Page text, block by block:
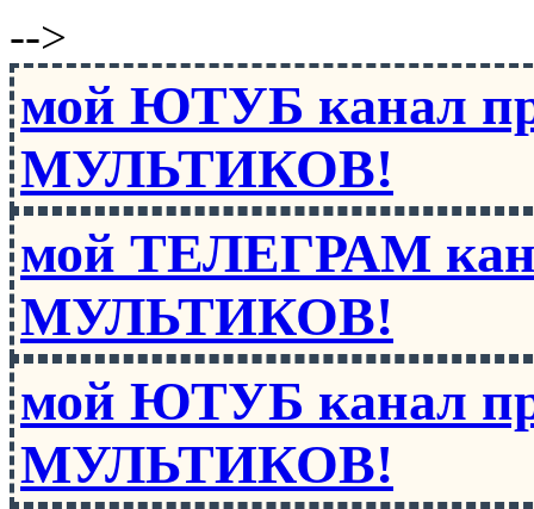
-->
мой ЮТУБ канал
МУЛЬТИКОВ!
мой ТЕЛЕГРАМ
МУЛЬТИКОВ!
мой ЮТУБ канал
МУЛЬТИКОВ!